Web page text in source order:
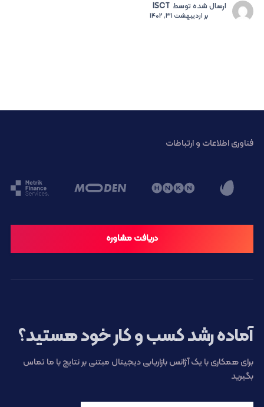
ارسال شده توسط ISCT
براردیبهشت 31, 1402
فناوری اطلاعات و ارتباطات
دریافت مشاوره
آماده رشد کسب و کار خود هستید؟
برای همکاری با یک آژانس بازاریابی دیجیتال مبتنی بر نتایج با ما تماس
بگیرید